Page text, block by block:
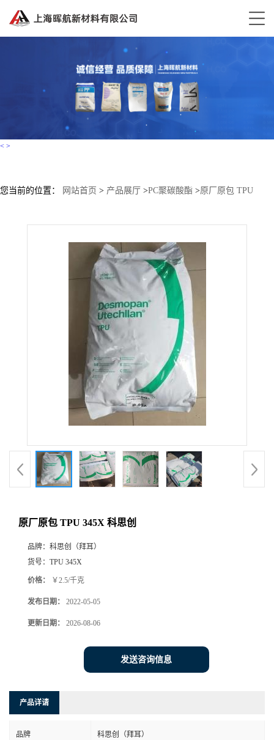
< >
您当前的位置： 网站首页 > 产品展厅 >PC聚碳酸酯 >原厂原包 TPU
原厂原包 TPU 345X 科思创
品牌： 科思创（拜耳）
货号： TPU 345X
价格： ￥2.5/千克
发布日期： 2022-05-05
更新日期： 2026-08-06
发送咨询信息
产品详请
品牌 科思创（拜耳）